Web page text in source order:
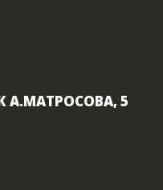
А.МАТРОСОВА, 5